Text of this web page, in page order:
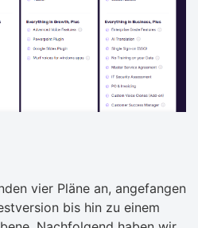
vier Pläne an, angefangen
bis hin zu einem